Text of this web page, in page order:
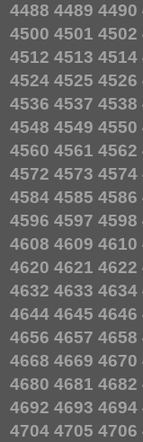
4488 4489 4490
4500 4501 4502
4512 4513 4514
4524 4525 4526
4536 4537 4538
4548 4549 4550
4560 4561 4562
4572 4573 4574
4584 4585 4586
4596 4597 4598
4608 4609 4610
4620 4621 4622
4632 4633 4634
4644 4645 4646
4656 4657 4658
4668 4669 4670
4680 4681 4682
4692 4693 4694
4704 4705 4706